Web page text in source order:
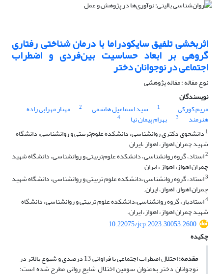
اثربخشی تلفیق سایکودراما با درمان شناختی رفتاری
گروهی بر ابعاد حساسیت بین‌فردی و اضطراب
اجتماعی در نوجوانان دختر
نوع مقاله : مقاله پژوهشی
نویسندگان
مریم کورکی
1 سید اسماعیل هاشمی 2 مهناز مهرابی زاده
هنرمند 3 بهرام پیمان نیا
4
1 دانشجوی دکتری روانشناسی، دانشکده علوم‌تربیتی و روانشناسی، دانشگاه
شهید چمران اهواز، اهواز ،ایران
2استاد، گروه روانشناسی، دانشکده علوم‌تربیتی و روانشناسی، دانشگاه شهید
چمران اهواز، اهواز ، ایران
3استاد، گروه روانشناسی،دانشکده علوم تربیتی و روانشناسی، دانشگاه شهید
چمران اهواز، اهواز، ایران.
4استادیار، گروه روانشناسی،دانشکده علوم تربیتی و روانشناسی، دانشگاه
شهید چمران اهواز، اهواز، ایران.
10.22075/jcp.2023.30053.2600
چکیده
مقدمه:
اختلال اضطراب اجتماعی با فراوانی 13 درصدی و شیوع بالاتر در
نوجوانان دختر به‌عنوان سومین اختلال شایع روانی مطرح شده است؛